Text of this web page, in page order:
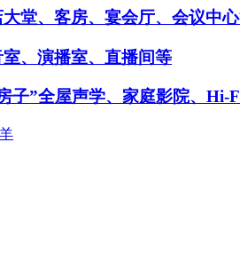
堂、客房、宴会厅、会议中
、演播室、直播间等
子”全屋声学、家庭影院、Hi-